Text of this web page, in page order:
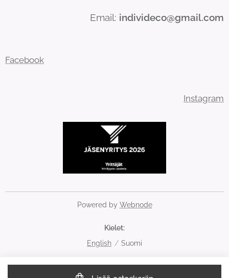
Email: individeco@gmail.com
Facebook
Instagram
Powered by Webnode
Kielet
English
Suomi